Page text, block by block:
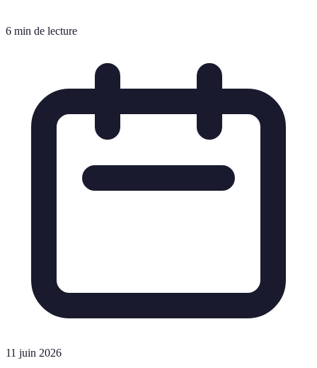
6 min de lecture
11 juin 2026